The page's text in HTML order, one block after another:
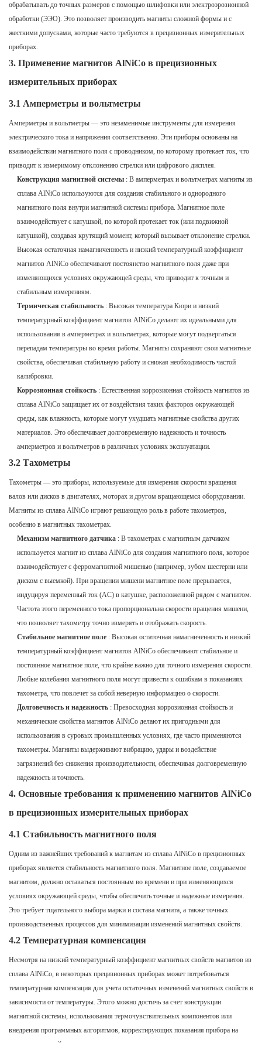
обрабатывать до точных размеров с помощью шлифовки или электроэрозионной
обработки (ЭЭО). Это позволяет производить магниты сложной формы и с
жесткими допусками, которые часто требуются в прецизионных измерительных
приборах.
3. Применение магнитов AlNiCo в прецизионных
измерительных приборах
3.1 Амперметры и вольтметры
Амперметры и вольтметры — это незаменимые инструменты для измерения
электрического тока и напряжения соответственно. Эти приборы основаны на
взаимодействии магнитного поля с проводником, по которому протекает ток, что
приводит к измеримому отклонению стрелки или цифрового дисплея.
Конструкция магнитной системы : В амперметрах и вольтметрах магниты из
сплава AlNiCo используются для создания стабильного и однородного
магнитного поля внутри магнитной системы прибора. Магнитное поле
взаимодействует с катушкой, по которой протекает ток (или подвижной
катушкой), создавая крутящий момент, который вызывает отклонение стрелки.
Высокая остаточная намагниченность и низкий температурный коэффициент
магнитов AlNiCo обеспечивают постоянство магнитного поля даже при
изменяющихся условиях окружающей среды, что приводит к точным и
стабильным измерениям.
Термическая стабильность : Высокая температура Кюри и низкий
температурный коэффициент магнитов AlNiCo делают их идеальными для
использования в амперметрах и вольтметрах, которые могут подвергаться
перепадам температуры во время работы. Магниты сохраняют свои магнитные
свойства, обеспечивая стабильную работу и снижая необходимость частой
калибровки.
Коррозионная стойкость : Естественная коррозионная стойкость магнитов из
сплава AlNiCo защищает их от воздействия таких факторов окружающей
среды, как влажность, которые могут ухудшать магнитные свойства других
материалов. Это обеспечивает долговременную надежность и точность
амперметров и вольтметров в различных условиях эксплуатации.
3.2 Тахометры
Тахометры — это приборы, используемые для измерения скорости вращения
валов или дисков в двигателях, моторах и другом вращающемся оборудовании.
Магниты из сплава AlNiCo играют решающую роль в работе тахометров,
особенно в магнитных тахометрах.
Механизм магнитного датчика : В тахометрах с магнитным датчиком
используется магнит из сплава AlNiCo для создания магнитного поля, которое
взаимодействует с ферромагнитной мишенью (например, зубом шестерни или
диском с выемкой). При вращении мишени магнитное поле прерывается,
индуцируя переменный ток (AC) в катушке, расположенной рядом с магнитом.
Частота этого переменного тока пропорциональна скорости вращения мишени,
что позволяет тахометру точно измерять и отображать скорость.
Стабильное магнитное поле : Высокая остаточная намагниченность и низкий
температурный коэффициент магнитов AlNiCo обеспечивают стабильное и
постоянное магнитное поле, что крайне важно для точного измерения скорости.
Любые колебания магнитного поля могут привести к ошибкам в показаниях
тахометра, что повлечет за собой неверную информацию о скорости.
Долговечность и надежность : Превосходная коррозионная стойкость и
механические свойства магнитов AlNiCo делают их пригодными для
использования в суровых промышленных условиях, где часто применяются
тахометры. Магниты выдерживают вибрацию, удары и воздействие
загрязнений без снижения производительности, обеспечивая долговременную
надежность и точность.
4. Основные требования к применению магнитов AlNiCo
в прецизионных измерительных приборах
4.1 Стабильность магнитного поля
Одним из важнейших требований к магнитам из сплава AlNiCo в прецизионных
приборах является стабильность магнитного поля. Магнитное поле, создаваемое
магнитом, должно оставаться постоянным во времени и при изменяющихся
условиях окружающей среды, чтобы обеспечить точные и надежные измерения.
Это требует тщательного выбора марки и состава магнита, а также точных
производственных процессов для минимизации изменений магнитных свойств.
4.2 Температурная компенсация
Несмотря на низкий температурный коэффициент магнитных свойств магнитов из
сплава AlNiCo, в некоторых прецизионных приборах может потребоваться
температурная компенсация для учета остаточных изменений магнитных свойств в
зависимости от температуры. Этого можно достичь за счет конструкции
магнитной системы, использования термочувствительных компонентов или
внедрения программных алгоритмов, корректирующих показания прибора на